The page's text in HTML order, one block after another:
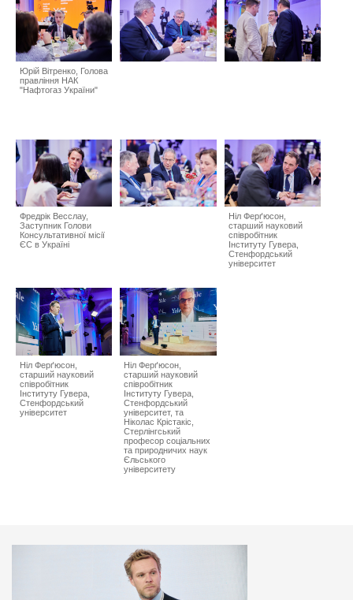
Юрій Вітренко, Голова
правління НАК
"Нафтогаз України"
Фредрік Весслау,
Заступник Голови
Консультативної місії
ЄС в Україні
Ніл Ферґюсон,
cтарший науковий
співробітник
Інституту Гувера,
Стенфордський
університет
Ніл Ферґюсон,
cтарший науковий
співробітник
Інституту Гувера,
Стенфордський
університет
Ніл Ферґюсон,
cтарший науковий
співробітник
Інституту Гувера,
Стенфордський
університет, та
Ніколас Крістакіс,
Стерлінгський
професор соціальних
та природничих наук
Єльського
університету